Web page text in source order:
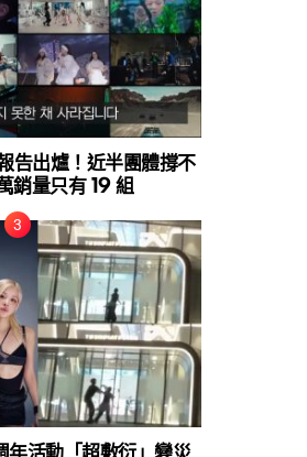
告出爐！近半團體撐不
銷量只有 19 組